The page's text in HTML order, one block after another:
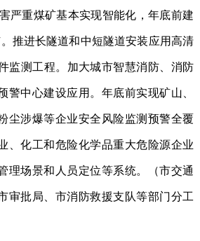
严重煤矿基本实现智能化，年底前建
推进长隧道和中短隧道安装应用高清
监测工程。加大城市智慧消防、消防
警中心建设应用。年底前实现矿山、
尘涉爆等企业安全风险监测预警全覆
、化工和危险化学品重大危险源企业
理场景和 人员定位等系统。（市交通
审批局、市消防救援支队等部门分工